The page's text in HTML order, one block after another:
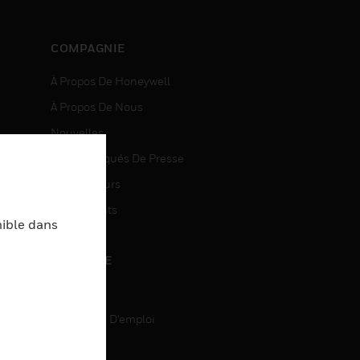
COMPAGNIE
À Propos De Honeywell
À Propos De Nous
Nouvelles
Communiqués De Presse
Investisseurs
Événements
CARRIÈRE
Recherche D'emploi
dans